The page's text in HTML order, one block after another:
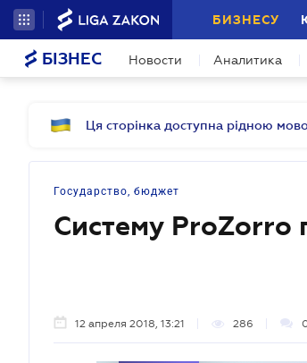
БИЗНЕСУ
БІЗНЕС Новости Аналитика
Ця сторінка доступна рідною
Государство, бюджет
Систему ProZorro
12 апреля 2018, 13:21 286